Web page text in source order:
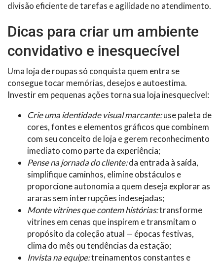
divisão eficiente de tarefas e agilidade no atendimento.
Dicas para criar um ambiente
convidativo e inesquecível
Uma loja de roupas só conquista quem entra se
consegue tocar memórias, desejos e autoestima.
Investir em pequenas ações torna sua loja inesquecível:
Crie uma identidade visual marcante:use paleta de
cores, fontes e elementos gráficos que combinem
com seu conceito de loja e gerem reconhecimento
imediato como parte da experiência;
Pense na jornada do cliente:da entrada à saída,
simplifique caminhos, elimine obstáculos e
proporcione autonomia a quem deseja explorar as
araras sem interrupções indesejadas;
Monte vitrines que contem histórias:transforme
vitrines em cenas que inspirem e transmitam o
propósito da coleção atual — épocas festivas,
clima do mês ou tendências da estação;
Invista na equipe:treinamentos constantes e